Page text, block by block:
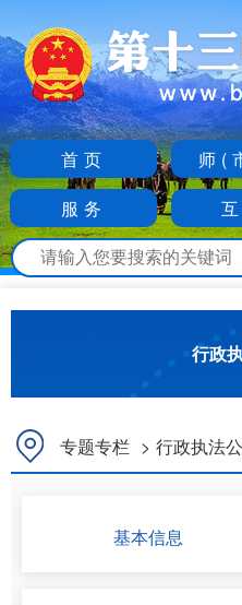
首页 师(
服务
行政
专题专栏 > 行政执法
基本信息